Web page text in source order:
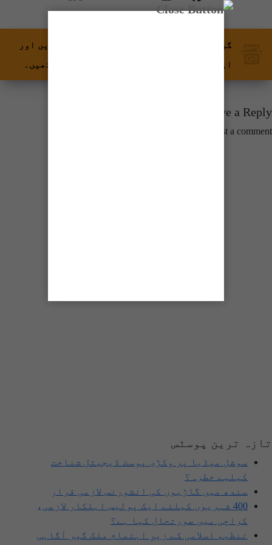
گوگل نیوز پر ٹائمز آف کراچی کو فالو کریں اور
اپنی پسندیدہ مواد کو زیادہ تیزی سے دیکھیں۔
Leave a Reply
to post a comment.
تازہ ترین پوسٹس
سوشل میڈیا پر وکڑی پوسٹ ڈیجیٹل شناخت
کیلیے خطرہ؟
سندھ میں گاڑیوں کی انشورنس لازمی قرار
400 شہریوں کیلئے ایک پولیس اہلکار لازمی،
کراچی میں صورتحال کیا ہے؟
تنظیم اسلامی کے زیرِ اہتمام ملک گیر آگاہی